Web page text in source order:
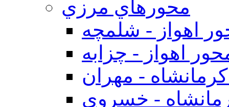
محورهاي مرزي
اهواز - شلمچه
اهواز - چزابه
- مهران
- خسروي